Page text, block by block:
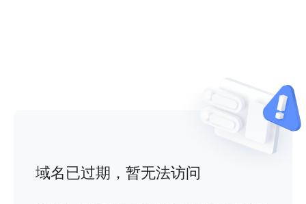
域名已过期，暂无法访问